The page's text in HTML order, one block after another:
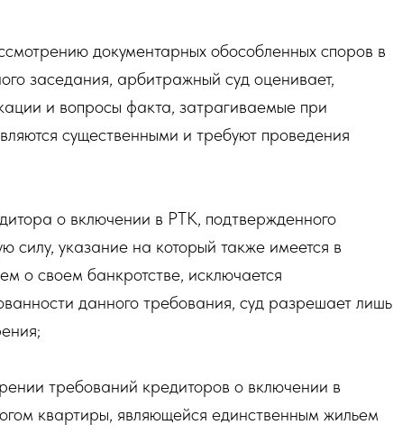
документарных обособленных споров в
заседания, арбитражный суд оценивает,
и вопросы факта, затрагиваемые при
существенными и требуют проведения
о включении в РТК, подтвержденного
силу, указание на который также имеется в
о своем банкротстве, исключается
данного требования, суд разрешает лишь
требований кредиторов о включении в
квартиры, являющейся единственным жильем